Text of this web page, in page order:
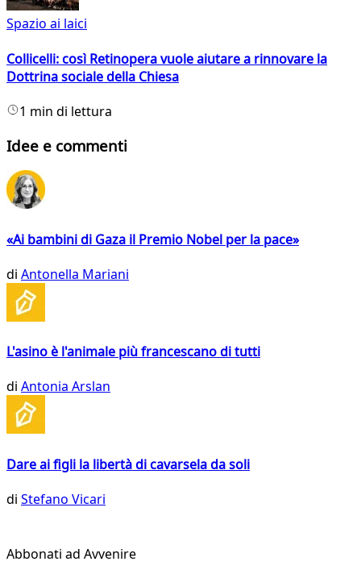
Spazio ai laici
Collicelli: così Retinopera vuole aiutare a rinnovare la
Dottrina sociale della Chiesa
1 min di lettura
Idee e commenti
«Ai bambini di Gaza il Premio Nobel per la pace»
di Antonella Mariani
L'asino è l'animale più francescano di tutti
di Antonia Arslan
Dare ai figli la libertà di cavarsela da soli
di Stefano Vicari
Abbonati ad Avvenire